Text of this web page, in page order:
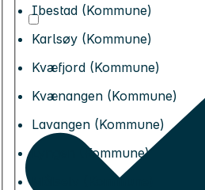
Ibestad (Kommune)
Karlsøy (Kommune)
Kvæfjord (Kommune)
Kvænangen (Kommune)
Lavangen (Kommune)
Lyngen (Kommune)
Målselv (Kommune)